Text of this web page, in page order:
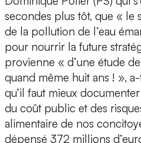
secondes plus tôt, que « le
de la pollution de l’eau
pour nourrir la future
provienne « d’une étude
quand même huit ans ! »,
qu’il faut mieux
du coût public et des
alimentaire de nos
dépensé 372 millions